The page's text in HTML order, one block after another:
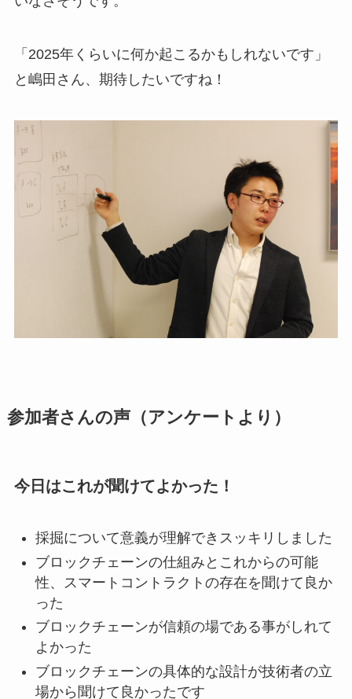
「2025年くらいに何か起こるかもしれないです」
と嶋田さん、期待したいですね！
参加者さんの声（アンケートより）
今日はこれが聞けてよかった！
採掘について意義が理解できスッキリしました
ブロックチェーンの仕組みとこれからの可能
性、スマートコントラクトの存在を聞けて良か
った
ブロックチェーンが信頼の場である事がしれて
よかった
ブロックチェーンの具体的な設計が技術者の立
場から聞けて良かったです